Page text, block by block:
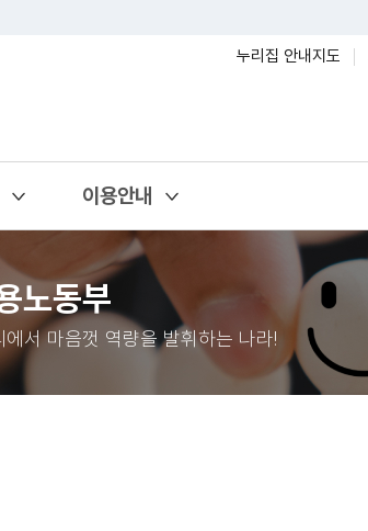
누리집 안내지도
이용안내
열기
노동부
서 마음껏 역량을 발휘하는 나라!